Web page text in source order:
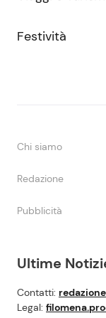
Ultime
Contatti:
Legal:
Festività
Chi siamo
Redazione
Pubblicità